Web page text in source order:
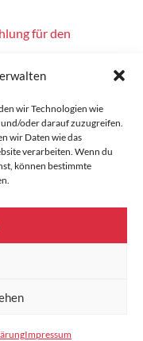
wir Technologien wie
oder darauf zuzugreifen.
wir Daten wie das
verarbeiten. Wenn du
können bestimmte
Impressum
für den
mit Siegen in der